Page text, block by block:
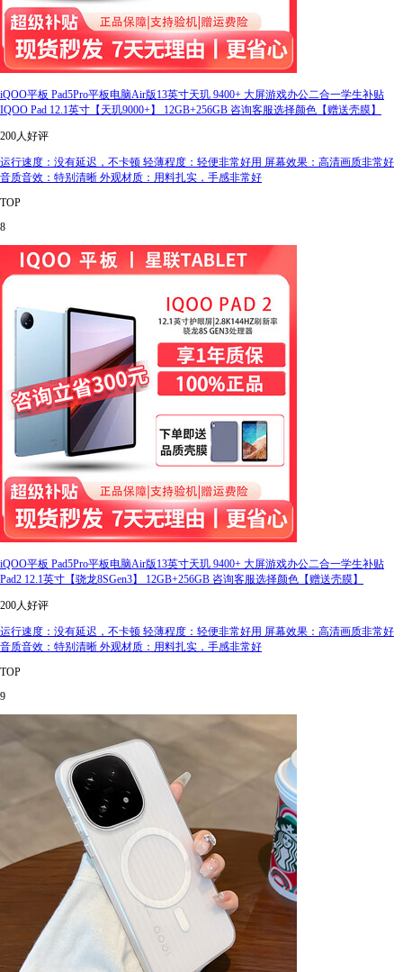
iQOO平板 Pad5Pro平板电脑Air版13英寸天玑 9400+ 大屏游戏办公二合一学生补贴
IQOO Pad 12.1英寸【天玑9000+】 12GB+256GB 咨询客服选择颜色【赠送壳膜】
200人好评
运行速度：没有延迟，不卡顿 轻薄程度：轻便非常好用 屏幕效果：高清画质非常好
音质音效：特别清晰 外观材质：用料扎实，手感非常好
TOP
8
iQOO平板 Pad5Pro平板电脑Air版13英寸天玑 9400+ 大屏游戏办公二合一学生补贴
Pad2 12.1英寸【骁龙8SGen3】 12GB+256GB 咨询客服选择颜色【赠送壳膜】
200人好评
运行速度：没有延迟，不卡顿 轻薄程度：轻便非常好用 屏幕效果：高清画质非常好
音质音效：特别清晰 外观材质：用料扎实，手感非常好
TOP
9